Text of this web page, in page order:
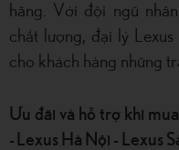
hãng. Với đội ngũ
chất lượng, đại lý
cho khách hàng những
Ưu đãi và hỗ trợ khi
- Lexus Hà Nội - Lexus